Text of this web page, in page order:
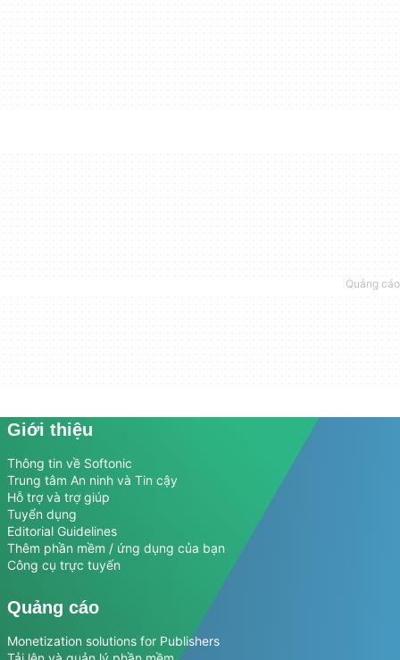
Giới thiệu
Thông tin về Softonic
Trung tâm An ninh và Tin cậy
Hỗ trợ và trợ giúp
Tuyển dụng
Editorial Guidelines
Thêm phần mềm / ứng dụng của bạn
Công cụ trực tuyến
Quảng cáo
Monetization solutions for Publishers